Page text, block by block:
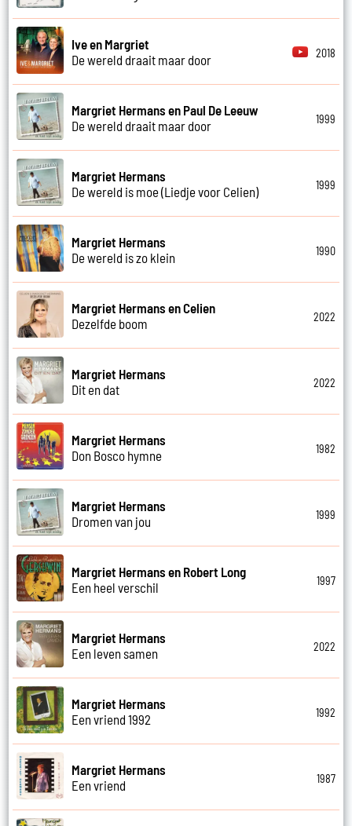
Ive en Margriet
De wereld draait maar door
2018
Margriet Hermans en Paul De Leeuw
De wereld draait maar door
1999
Margriet Hermans
De wereld is moe (Liedje voor Celien)
1999
Margriet Hermans
De wereld is zo klein
1990
Margriet Hermans en Celien
Dezelfde boom
2022
Margriet Hermans
Dit en dat
2022
Margriet Hermans
Don Bosco hymne
1982
Margriet Hermans
Dromen van jou
1999
Margriet Hermans en Robert Long
Een heel verschil
1997
Margriet Hermans
Een leven samen
2022
Margriet Hermans
Een vriend 1992
1992
Margriet Hermans
Een vriend
1987